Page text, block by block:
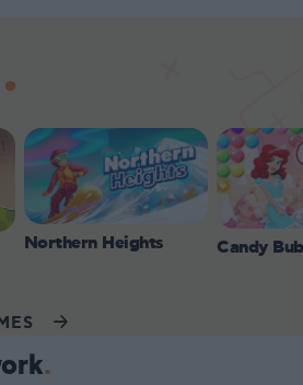
Northern Heights Candy